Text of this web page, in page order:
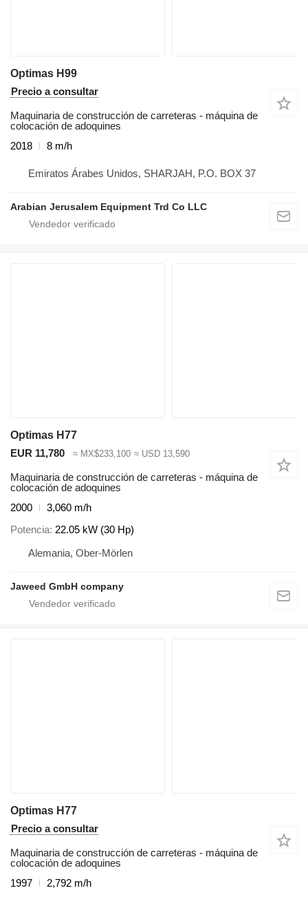
Optimas H99
Precio a consultar
Maquinaria de construcción de carreteras - máquina de
colocación de adoquines
2018
8 m/h
Emiratos Árabes Unidos, SHARJAH, P.O. BOX 37
Arabian Jerusalem Equipment Trd Co LLC
Optimas H77
EUR 11,780
≈ MX$233,100 ≈ USD 13,590
Maquinaria de construcción de carreteras - máquina de
colocación de adoquines
2000
3,060 m/h
Potencia 22.05 kW (30 Hp)
Alemania, Ober-Mörlen
Jaweed GmbH company
Optimas H77
Precio a consultar
Maquinaria de construcción de carreteras - máquina de
colocación de adoquines
1997
2,792 m/h